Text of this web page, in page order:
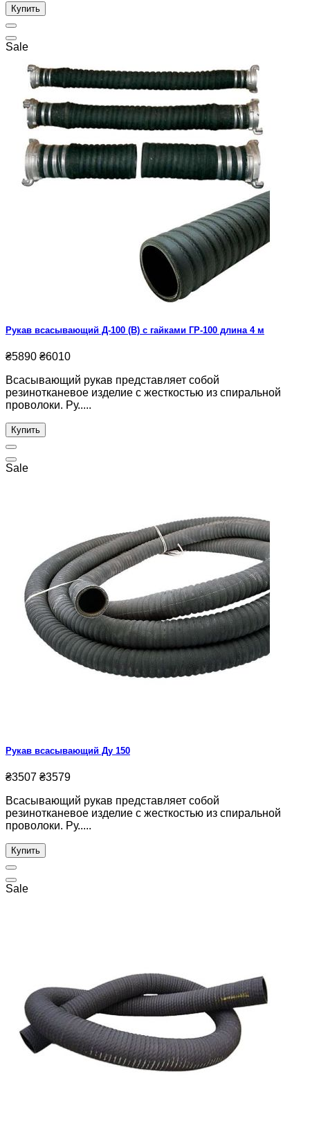
Купить
Sale
Рукав всасывающий Д-100 (В) с гайками ГР-100 длина 4 м
₴5890 ₴6010
Всасывающий рукав представляет собой
резинотканевое изделие с жесткостью из спиральной
проволоки. Ру.....
Купить
Sale
Рукав всасывающий Ду 150
₴3507 ₴3579
Всасывающий рукав представляет собой
резинотканевое изделие с жесткостью из спиральной
проволоки. Ру.....
Купить
Sale